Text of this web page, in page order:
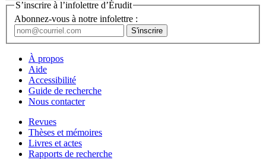
S’inscrire à l’infolettre d’Érudit
Abonnez-vous à notre infolettre :
À propos
Aide
Accessibilité
Guide de recherche
Nous contacter
Revues
Thèses et mémoires
Livres et actes
Rapports de recherche